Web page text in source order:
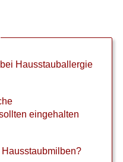
Hausstauballergie
eingehalten